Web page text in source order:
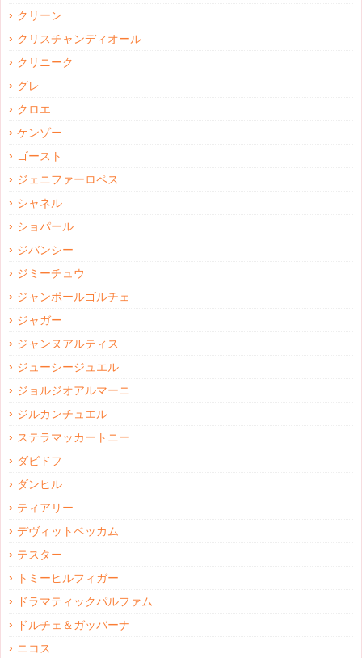
クリーン
クリスチャンディオール
クリニーク
グレ
クロエ
ケンゾー
ゴースト
ジェニファーロペス
シャネル
ショパール
ジバンシー
ジミーチュウ
ジャンポールゴルチェ
ジャガー
ジャンヌアルティス
ジューシージュエル
ジョルジオアルマーニ
ジルカンチュエル
ステラマッカートニー
ダビドフ
ダンヒル
ティアリー
デヴィットベッカム
テスター
トミーヒルフィガー
ドラマティックパルファム
ドルチェ＆ガッバーナ
ニコス